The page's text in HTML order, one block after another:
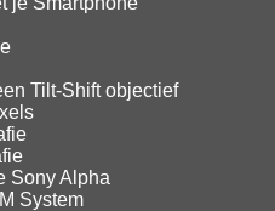
Tilt-Shift objectief
Sony Alpha
System